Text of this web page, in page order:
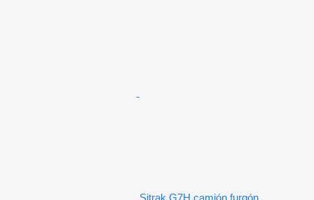
Sitrak G7H camión furgón